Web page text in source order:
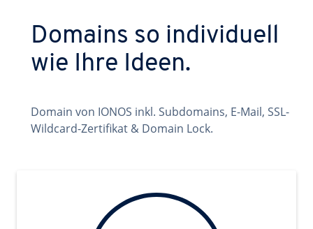
Domains so individuell
wie Ihre Ideen.
Domain von IONOS inkl. Subdomains, E-Mail, SSL-
Wildcard-Zertifikat & Domain Lock.